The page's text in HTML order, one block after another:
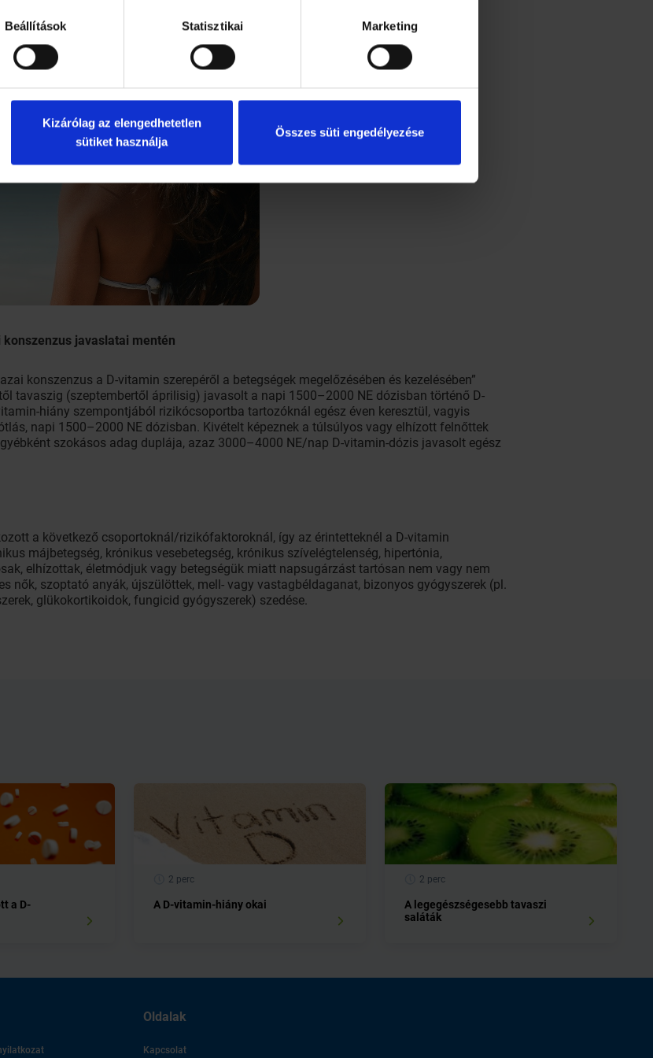
Beállítások Statisztikai Marketing
Kizárólag az elengedhetetlen
sütiket használja
Összes süti engedélyezése
javaslatai mentén
konszenzus a D-vitamin szerepéről a betegségek megelőzésében és kezelésében”
tavaszig (szeptembertől áprilisig) javasolt a napi 1500–2000 NE dózisban történő D-
hiány szempontjából rizikócsoportba tartozóknál egész éven keresztül, vagyis
napi 1500–2000 NE dózisban. Kivételt képeznek a túlsúlyos vagy elhízott felnőttek
szokásos adag duplája, azaz 3000–4000 NE/nap D-vitamin-dózis javasolt egész
a következő csoportoknál/rizikófaktoroknál, így az érintetteknél a D-vitamin
májbetegség, krónikus vesebetegség, krónikus szívelégtelenség, hipertónia,
elhízottak, életmódjuk vagy betegségük miatt napsugárzást tartósan nem vagy nem
nők, szoptató anyák, újszülöttek, mell- vagy vastagbéldaganat, bizonyos gyógyszerek (pl.
glükokortikoidok, fungicid gyógyszerek) szedése.
a D-
2 perc
A D-vitamin-hiány okai
2 perc
A legegészségesebb tavaszi
saláták
Oldalak
Kapcsolat